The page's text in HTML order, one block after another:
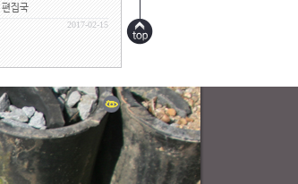
편집국
2017-02-15